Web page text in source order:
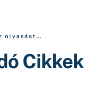
olvasást…
Cikkek